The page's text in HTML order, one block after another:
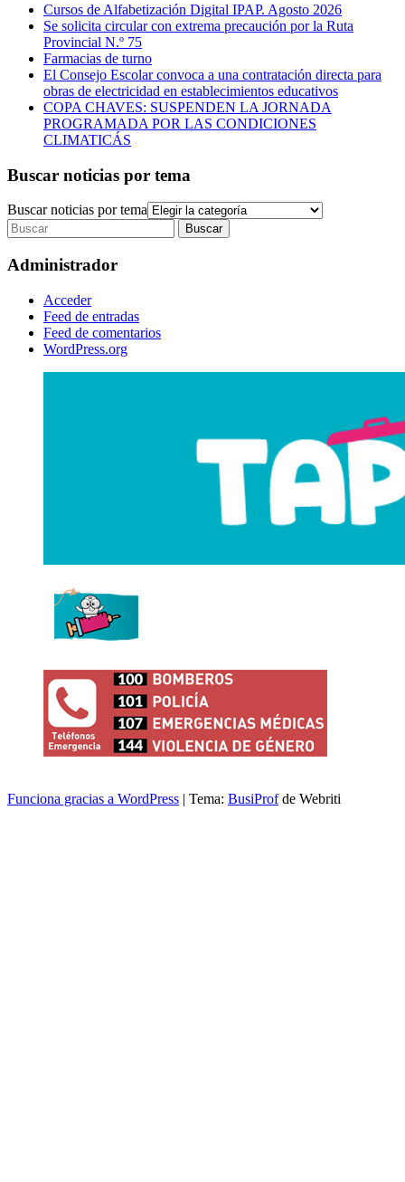
Cursos de Alfabetización Digital IPAP. Agosto 2026
Se solicita circular con extrema precaución por la Ruta
Provincial N.º 75
Farmacias de turno
El Consejo Escolar convoca a una contratación directa para
obras de electricidad en establecimientos educativos
COPA CHAVES: SUSPENDEN LA JORNADA
PROGRAMADA POR LAS CONDICIONES
CLIMATICÁS
Buscar noticias por tema
Buscar noticias por tema
Administrador
Acceder
Feed de entradas
Feed de comentarios
WordPress.org
Funciona gracias a WordPress | Tema: BusiProfde Webriti